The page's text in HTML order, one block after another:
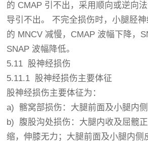
的 CMAP 引不出，采用顺向或逆向
导引不出。 不完全损伤时，小腿胫神
的 MNCV 减慢，CMAP 波幅下降，
SNAP 波幅降低。
5.11 股神经损伤
5.11.1 股神经损伤主要体征
股神经损伤主要体征为：
a) 髂窝部损伤：大腿前面及小腿内侧
b) 腹股沟处损伤：大腿内收及屈髋
缩，伸膝无力；大腿前面及小腿内侧